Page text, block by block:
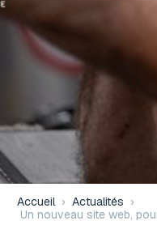
Accueil › Actualités ›
Un nouveau site web,